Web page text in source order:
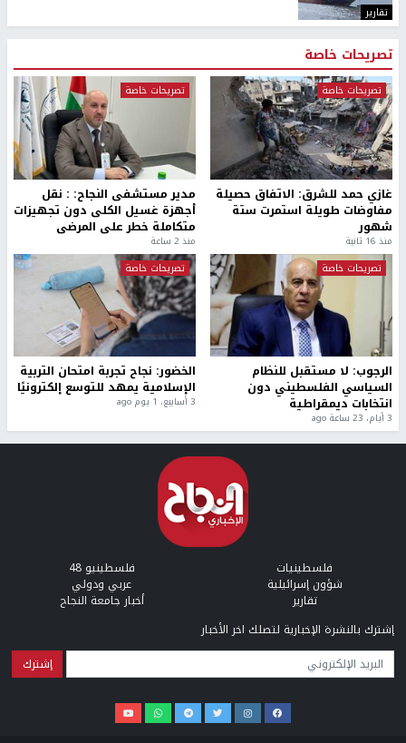
تقارير
تصريحات خاصة
تصريحات خاصة
غازي حمد للشرق: الاتفاق حصيلة
مفاوضات طويلة استمرت ستة
شهور
منذ 16 ثانية
تصريحات خاصة
مدير مستشفى النجاح: : نقل
أجهزة غسيل الكلى دون تجهيزات
متكاملة خطر على المرضى
منذ 2 ساعة
تصريحات خاصة
الرجوب: لا مستقبل للنظام
السياسي الفلسطيني دون
انتخابات ديمقراطية
3 أيام، 23 ساعة ago
تصريحات خاصة
الخضور: نجاح تجربة امتحان التربية
الإسلامية يمهد للتوسع إلكترونيًا
3 أسابيع، 1 يوم ago
فلسطينيات فلسطينيو 48
شؤون إسرائيلية عربي ودولي
تقارير
أخبار جامعة النجاح
إشترك بالنشرة الإخبارية لتصلك اخر الأخبار
البريد الإلكتروني